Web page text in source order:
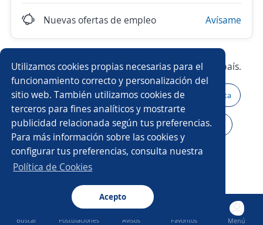
Buscar Postulaciones Avisos Favoritos Menú
Nuevas ofertas de empleo Avísame
Prueba con los empleos más demandados del país.
Atención al cliente Asesor/a de ventas Higienista
Producción Auxiliar de almacén Impulsador/a
Ejecutivo/a de ventas Asistente/a contable
Asesor/a telefónico
Utilizamos cookies propias necesarias para el
funcionamiento correcto y personalización del
sitio web. También utilizamos cookies de
terceros para fines analíticos y mostrarte
publicidad relacionada según tus preferencias.
Para más información sobre las cookies y
configurar tus preferencias, consulta nuestra
Política de Cookies
Acepto